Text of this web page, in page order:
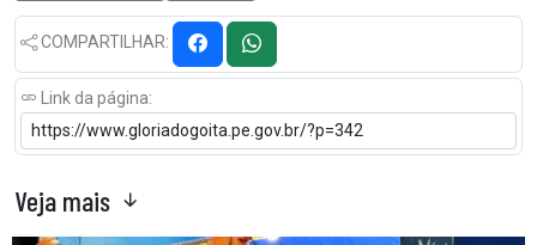
COMPARTILHAR:
Link da página:
Veja mais